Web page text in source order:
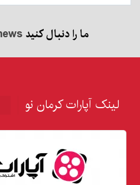
ما را دنبال کنید
لینک آپارات کرمان نو